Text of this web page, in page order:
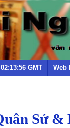
GMT Web
Sử &